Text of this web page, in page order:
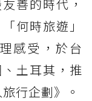
善的時代，
何時旅遊」
感受，於台
土耳其，推
行企劃》。